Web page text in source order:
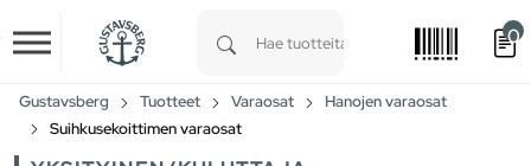
Skip to main content
0
Gustavsberg Tuotteet Varaosat
Hanojen varaosat
Suihkusekoittimen varaosat